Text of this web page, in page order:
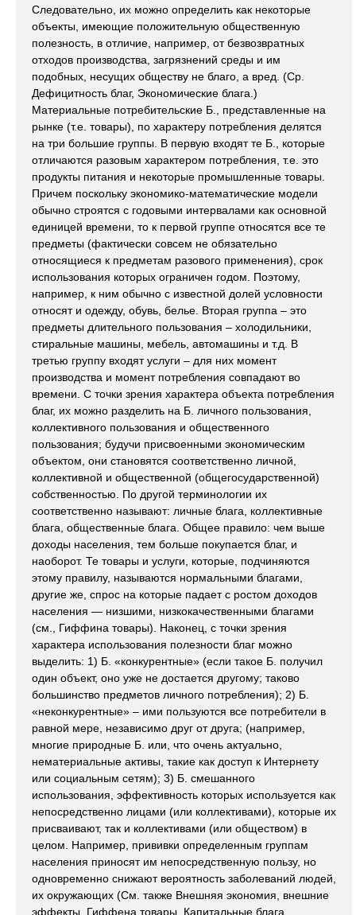
Следовательно, их можно определить как некоторые
объекты, имеющие положительную общественную
полезность, в отличие, например, от безвозвратных
отходов производства, загрязнений среды и им
подобных, несущих обществу не благо, а вред. (Ср.
Дефицитность благ, Экономические блага.)
Материальные потребительские Б., представленные на
рынке (т.е. товары), по характеру потребления делятся
на три большие группы. В первую входят те Б., которые
отличаются разовым характером потребления, т.е. это
продукты питания и некоторые промышленные товары.
Причем поскольку экономико-математические модели
обычно строятся с годовыми интервалами как основной
единицей времени, то к первой группе относятся все те
предметы (фактически совсем не обязательно
относящиеся к предметам разового применения), срок
использования которых ограничен годом. Поэтому,
например, к ним обычно с известной долей условности
относят и одежду, обувь, белье. Вторая группа – это
предметы длительного пользования – холодильники,
стиральные машины, мебель, автомашины и т.д. В
третью группу входят услуги – для них момент
производства и момент потребления совпадают во
времени. С точки зрения характера объекта потребления
благ, их можно разделить на Б. личного пользования,
коллективного пользования и общественного
пользования; будучи присвоенными экономическим
объектом, они становятся соответственно личной,
коллективной и общественной (общегосударственной)
собственностью. По другой терминологии их
соответственно называют: личные блага, коллективные
блага, общественные блага. Общее правило: чем выше
доходы населения, тем больше покупается благ, и
наоборот. Те товары и услуги, которые, подчиняются
этому правилу, называются нормальными благами,
другие же, спрос на которые падает с ростом доходов
населения — низшими, низкокачественными благами
(см., Гиффина товары). Наконец, с точки зрения
характера использования полезности благ можно
выделить: 1) Б. «конкурентные» (если такое Б. получил
один объект, оно уже не достается другому; таково
большинство предметов личного потребления); 2) Б.
«неконкурентные» – ими пользуются все потребители в
равной мере, независимо друг от друга; (например,
многие природные Б. или, что очень актуально,
нематериальные активы, такие как доступ к Интернету
или социальным сетям); 3) Б. смешанного
использования, эффективность которых используется как
непосредственно лицами (или коллективами), которые их
присваивают, так и коллективами (или обществом) в
целом. Например, прививки определенным группам
населения приносят им непосредственную пользу, но
одновременно снижают вероятность заболеваний людей,
их окружающих (См. также Внешняя экономия, внешние
эффекты, Гиффена товары, Капитальные блага,